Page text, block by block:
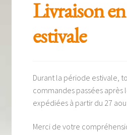
Mentions légales / Données
Mon compte
Recevoir notre newsletter
Livraison
estivale
Durant la période estivale,
commandes passées après
expédiées à partir du 27
Merci de votre